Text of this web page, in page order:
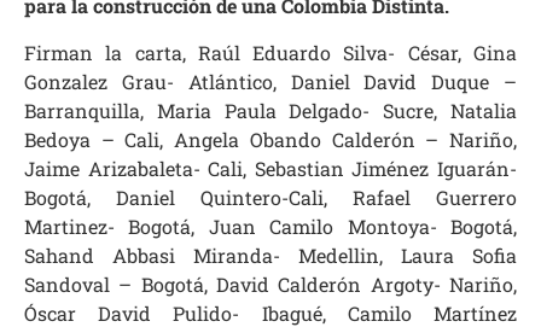
para la construcción de una Colombia Distinta.
Firman la carta, Raúl Eduardo Silva- César, Gina
Gonzalez Grau- Atlántico, Daniel David Duque –
Barranquilla, Maria Paula Delgado- Sucre, Natalia
Bedoya – Cali, Angela Obando Calderón – Nariño,
Jaime Arizabaleta- Cali, Sebastian Jiménez Iguarán-
Bogotá, Daniel Quintero-Cali, Rafael Guerrero
Martinez- Bogotá, Juan Camilo Montoya- Bogotá,
Sahand Abbasi Miranda- Medellin, Laura Sofia
Sandoval – Bogotá, David Calderón Argoty- Nariño,
Óscar David Pulido- Ibagué, Camilo Martínez